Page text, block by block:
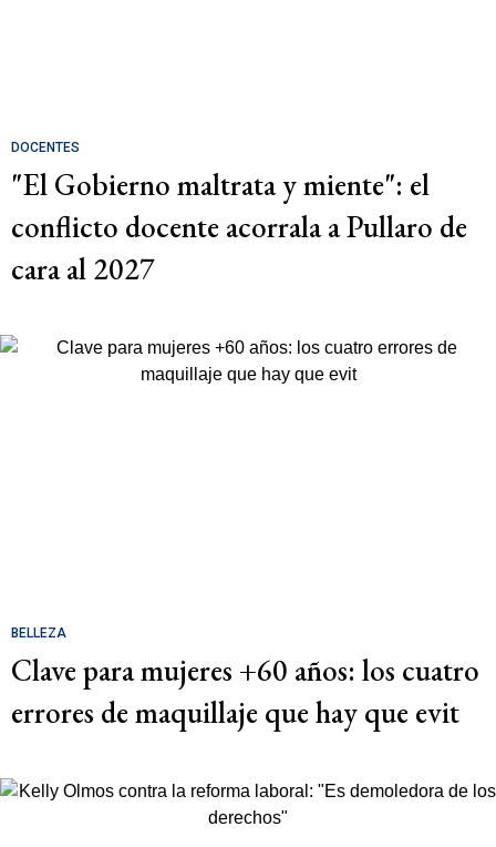
DOCENTES
"El Gobierno maltrata y miente": el
conflicto docente acorrala a Pullaro de
cara al 2027
BELLEZA
Clave para mujeres +60 años: los cuatro
errores de maquillaje que hay que evit